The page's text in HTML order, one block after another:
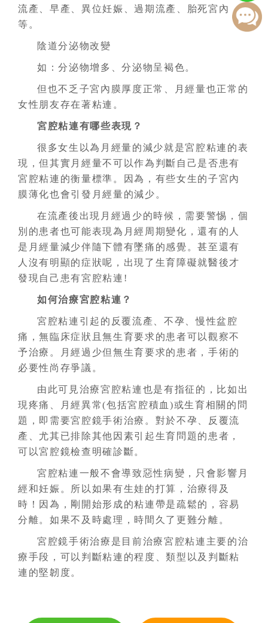
流產、早產、異位妊娠、過期流產、胎死宮內
等。
陰道分泌物改變
如：分泌物增多、分泌物呈褐色。
但也不乏子宮內膜厚度正常、月經量也正常的
女性朋友存在著粘連。
宮腔粘連有哪些表現？
很多女生以為月經量的減少就是宮腔粘連的表
現，但其實月經量不可以作為判斷自己是否患有
宮腔粘連的衡量標準。因為，有些女生的子宮內
膜薄化也會引發月經量的減少。
在流產後出現月經過少的時候，需要警惕，個
別的患者也可能表現為月經周期變化，還有的人
是月經量減少伴隨下體有墜痛的感覺。甚至還有
人沒有明顯的症狀呢，出現了生育障礙就醫後才
發現自己患有宮腔粘連!
如何治療宮腔粘連？
宮腔粘連引起的反覆流產、不孕、慢性盆腔
痛，無臨床症狀且無生育要求的患者可以觀察不
予治療。月經過少但無生育要求的患者，手術的
必要性尚存爭議。
由此可見治療宮腔粘連也是有指征的，比如出
現疼痛、月經異常(包括宮腔積血)或生育相關的問
題，即需要宮腔鏡手術治療。對於不孕、反覆流
產、尤其已排除其他因素引起生育問題的患者，
可以宮腔鏡檢查明確診斷。
宮腔粘連一般不會導致惡性病變，只會影響月
經和妊娠。所以如果有生娃的打算，治療得及
時！因為，剛開始形成的粘連帶是疏鬆的，容易
分離。如果不及時處理，時間久了更難分離。
宮腔鏡手術治療是目前治療宮腔粘連主要的治
療手段，可以判斷粘連的程度、類型以及判斷粘
連的堅韌度。